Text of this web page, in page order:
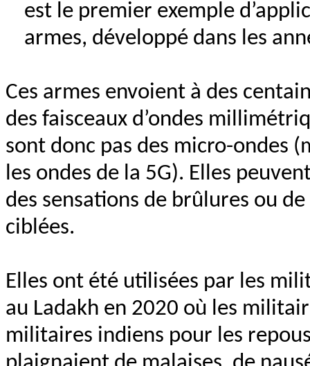
est le premier exemple
armes, développé dans les
Ces armes envoient à des
des faisceaux d’ondes
sont donc pas des micro-ondes
les ondes de la 5G). Elles
des sensations de brûlures ou
ciblées.
Elles ont été utilisées par les
au Ladakh en 2020 où les
militaires indiens pour les